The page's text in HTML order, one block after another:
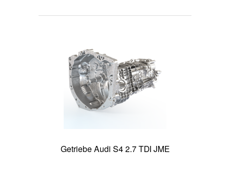
Getriebe Audi S4 2.7 TDI JME